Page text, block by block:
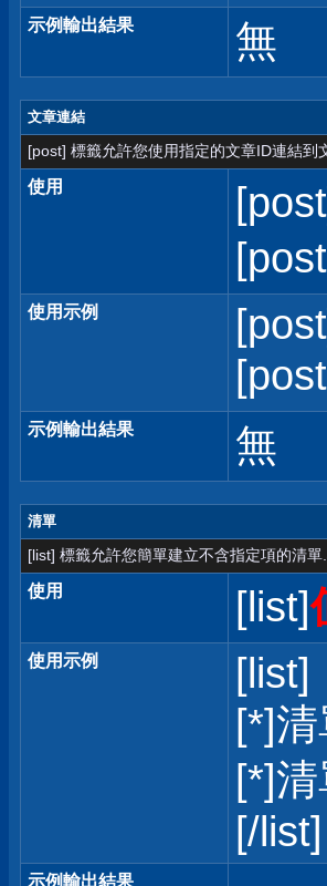
示例輸出結果 無
文章連結
[post] 標籤允許您使用指定的文章ID連結
使用
使用示例
示例輸出結果 無
清單
[list] 標籤允許您簡單建立不含指定項的清
使用 [list]
使用示例
[list]
[*]
[*]
[/list]
示例輸出結果